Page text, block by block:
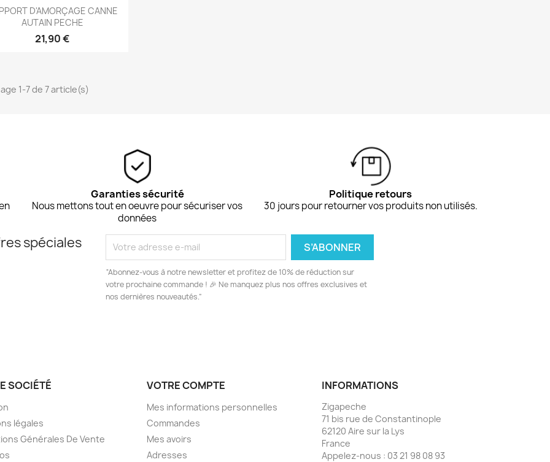
Aperçu rapide
D'AMORÇAGE CANNE
AUTAIN PECHE
21,90 €
1-7 de 7 article(s)
Garanties sécurité
Nous mettons tout en oeuvre pour sécuriser vos
données
Politique retours
30 jours pour retourner vos produits non utilisés.
spéciales
“Abonnez-vous à notre newsletter et profitez de 10% de réduction sur
votre prochaine commande ! 🎉 Ne manquez plus nos offres exclusives et
nos dernières nouveautés.”
SOCIÉTÉ
légales
Générales De Vente
VOTRE COMPTE
Mes informations personnelles
Commandes
Mes avoirs
Adresses
INFORMATIONS
Zigapeche
71 bis rue de Constantinople
62120 Aire sur la Lys
France
Appelez-nous : 03 21 98 08 93